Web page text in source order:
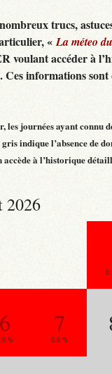
trucs,
«La méteo
voulant accéder à
informations sont
journées ayant connu
indique l’absence de
à l’historique
2026
6
%
7
0.0 %